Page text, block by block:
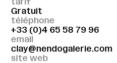
Gratuit
téléphone
+33 (0)4 65 58 79 96
email
clay@nendogalerie.com
site web